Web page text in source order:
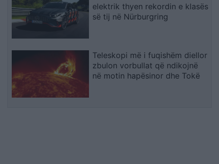
elektrik thyen rekordin e klasës
së tij në Nürburgring
Teleskopi më i fuqishëm diellor
zbulon vorbullat që ndikojnë
në motin hapësinor dhe Tokë